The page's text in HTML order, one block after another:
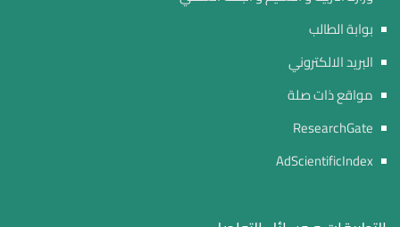
بوابة الطالب
البريد الالكتروني
مواقع ذات صلة
ResearchGate
AdScientificIndex